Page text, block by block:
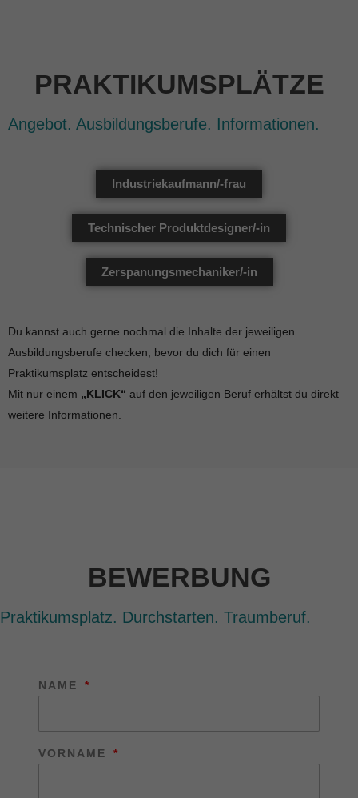
PRAKTIKUMSPLÄTZE
Angebot. Ausbildungsberufe. Informationen.
Industriekaufmann/-frau
Technischer Produktdesigner/-in
Zerspanungsmechaniker/-in
Du kannst auch gerne nochmal die Inhalte der jeweiligen
Ausbildungsberufe checken, bevor du dich für einen
Praktikumsplatz entscheidest!
Mit nur einem „KLICK“ auf den jeweiligen Beruf erhältst du direkt
weitere Informationen.
BEWERBUNG
Praktikumsplatz. Durchstarten. Traumberuf.
NAME
VORNAME